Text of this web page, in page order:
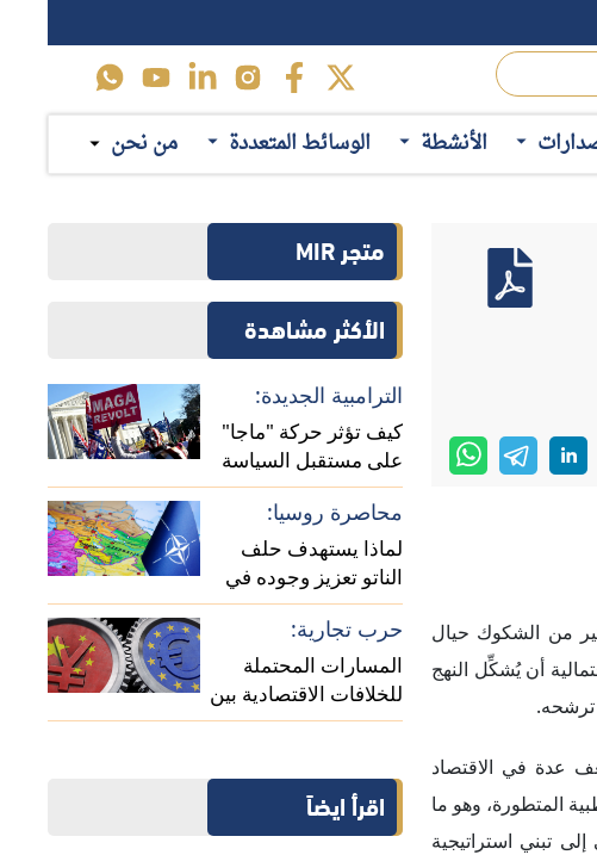
الأنشطة الوسائط المتعددة من نحن
"جو بايدن"، يوم 25 إبريل 2023، ترشحه رسمياً في الانتخابات الرئاسية 2024 بعد كثير من الشكوك حيال
أن يُشكِّل النهج
الاقتصاد الأمريكي؛ فقد كشفت جائحة كوفيد–19 عن نقاط ضعف عدة في الاقتصاد
المتطورة، وهو ما
تبني استراتيجية
متجر MIR
الأكثر مشاهدة
الترامبية الجديدة:
كيف تؤثر حركة "ماجا"
على مستقبل السياسة
الأمريكية في أفريقيا؟
محاصرة روسيا:
لماذا يستهدف حلف
الناتو تعزيز وجوده في
منطقة القوقاز؟
حرب تجارية:
المسارات المحتملة
للخلافات الاقتصادية بين
الصين وأوروبا
اقرأ ايضاً